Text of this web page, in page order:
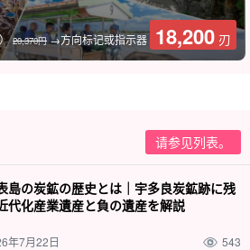
）地区，该地区尚未开发，只能从白
然面积不大，但其隐蔽性却非常突出。
布冲去，乐趣无穷！
20,370円→方向标记或指示器 18,200 刃
请参见列表。
島の炭鉱の歴史とは｜宇多良炭鉱跡に残
代化産業遺産と負の遺産を解説
年7月22日 543